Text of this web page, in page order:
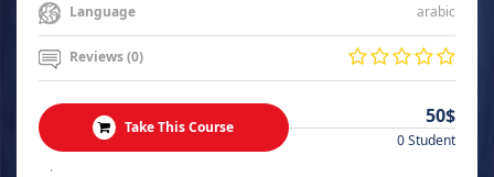
Language arabic
Reviews (0)
Take This Course 50$
0 Student
.